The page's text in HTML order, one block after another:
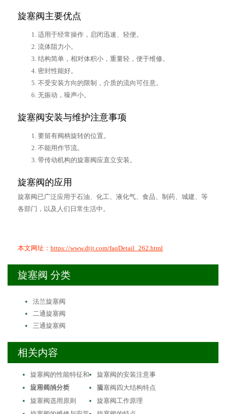
旋塞阀主要优点
适用于经常操作，启闭迅速、轻便。
流体阻力小。
结构简单，相对体积小，重量轻，便于维修。
密封性能好。
不受安装方向的限制，介质的流向可任意。
无振动，噪声小。
旋塞阀安装与维护注意事项
要留有阀柄旋转的位置。
不能用作节流。
带传动机构的旋塞阀应直立安装。
旋塞阀的应用
旋塞阀已广泛应用于石油、化工、液化气、食品、制药、城建、等
各部门，以及人们日常生活中。
本文网址： https://www.dtjt.com/faqDetail_262.html
旋塞阀 分类
法兰旋塞阀
二通旋塞阀
三通旋塞阀
相关内容
旋塞阀的性能特征和
应用领域分析
旋塞阀的安装注意事
项
旋塞阀的分类
旋塞阀四大结构特点
旋塞阀选用原则
旋塞阀工作原理